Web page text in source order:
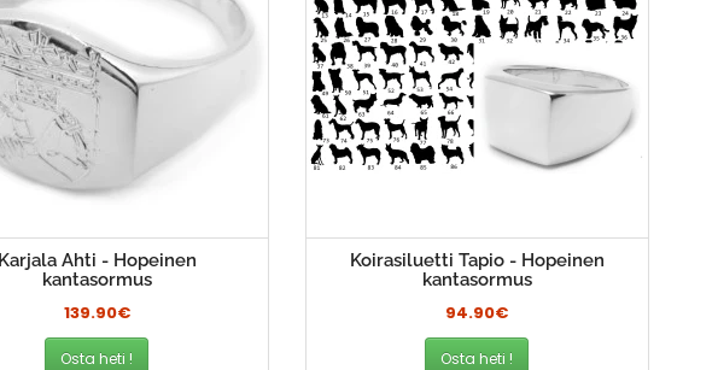
Karjala Ahti - Hopeinen
kantasormus
139.90€
Osta heti !
Koirasiluetti Tapio - Hopeinen
kantasormus
94.90€
Osta heti !